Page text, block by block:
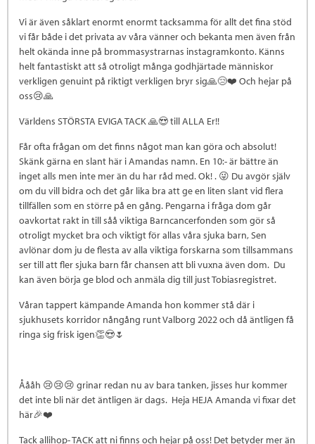
Vi är även såklart enormt enormt tacksamma för allt det fina stöd
vi får både i det privata av våra vänner och bekanta men även från
helt okända inne på brommasystrarnas instagramkonto. Känns
helt fantastiskt att så otroligt många godhjärtade människor
verkligen genuint på riktigt verkligen bryr sig🙏😢❤️ Och hejar på
oss😢🙏
Världens STÖRSTA EVIGA TACK 🙏😍 till ALLA Er!!
Får ofta frågan om det finns något man kan göra och absolut!
Skänk gärna en slant här i Amandas namn. En 10:- är bättre än
inget alls men inte mer än du har råd med. Ok! . 😜 Du avgör själv
om du vill bidra och det går lika bra att ge en liten slant vid flera
tillfällen som en större på en gång. Pengarna i fråga dom går
oavkortat rakt in till såå viktiga Barncancerfonden som gör så
otroligt mycket bra och viktigt för allas våra sjuka barn, Sen
avlönar dom ju de flesta av alla viktiga forskarna som tillsammans
ser till att fler sjuka barn får chansen att bli vuxna även dom. Du
kan även börja ge blod och anmäla dig till just Tobiasregistret.
Våran tappert kämpande Amanda hon kommer stå där i
sjukhusets korridor nångång runt Valborg 2022 och då äntligen få
ringa sig frisk igen👏😍🌷
Åååh 😢😢😢 grinar redan nu av bara tanken, jisses hur kommer
det inte bli när det äntligen är dags. Heja HEJA Amanda vi fixar det
här🎉❤️
Tack allihop- TACK att ni finns och hejar på oss! Det betyder mer än